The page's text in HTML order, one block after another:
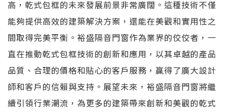
高，乾式包框的未來發展前景非常廣闊。這種技術不僅
能夠提供高效的建築解決方案，還能在美觀和實用性之
間取得完美平衡。裕盛隔音門窗作為業界的佼佼者，一
直在推動乾式包框技術的創新和應用，以其卓越的產品
品質、合理的價格和貼心的客戶服務，贏得了廣大設計
師和客戶的信賴與支持。展望未來，裕盛隔音門窗將繼
續引領行業潮流，為更多的建築帶來創新和美觀的乾式